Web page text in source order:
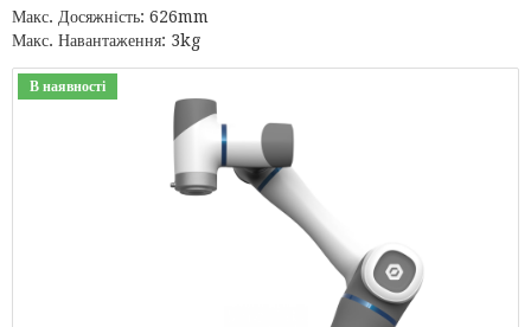
Макс. Досяжність: 626mm
Макс. Навантаження: 3kg
В наявності